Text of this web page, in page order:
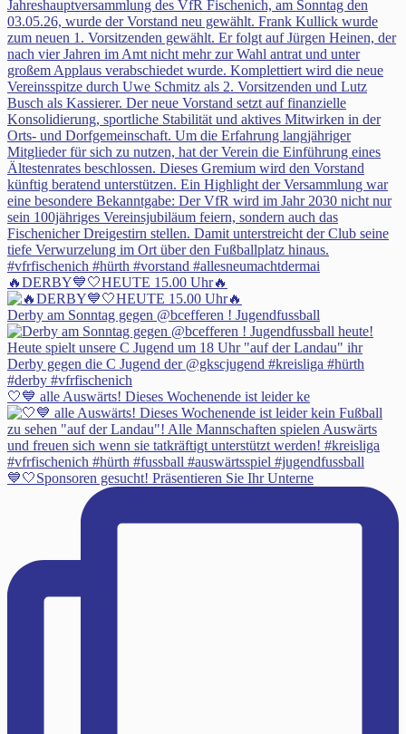
🔥DERBY💙🤍HEUTE 15.00 Uhr🔥
Derby am Sonntag gegen @bcefferen ! Jugendfussball
🤍💙 alle Auswärts! Dieses Wochenende ist leider ke
💙🤍Sponsoren gesucht! Präsentieren Sie Ihr Unterne